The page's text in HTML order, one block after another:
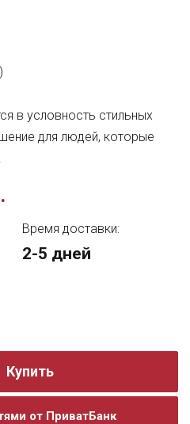
в условность стильных
для людей, которые
Время доставки:
2-5 дней
Купить
от ПриватБанк